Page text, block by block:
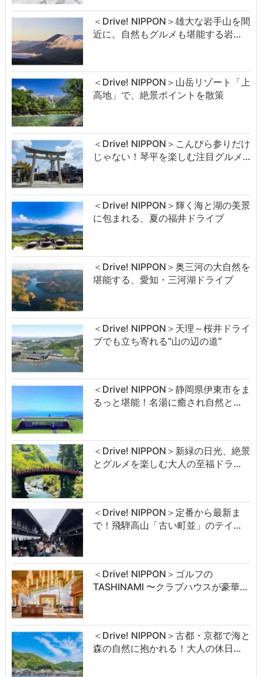
＜Drive! NIPPON＞雄大な岩手山を間
近に。自然もグルメも堪能する岩…
＜Drive! NIPPON＞山岳リゾート「上
高地」で、絶景ポイントを散策
＜Drive! NIPPON＞こんぴら参りだけ
じゃない！琴平を楽しむ注目グルメ…
＜Drive! NIPPON＞輝く海と湖の美景
に包まれる、夏の福井ドライブ
＜Drive! NIPPON＞奥三河の大自然を
堪能する、愛知・三河湖ドライブ
＜Drive! NIPPON＞天理～桜井ドライ
ブでも立ち寄れる“山の辺の道”
＜Drive! NIPPON＞静岡県伊東市をま
るっと堪能！名湯に癒され自然と…
＜Drive! NIPPON＞新緑の日光、絶景
とグルメを楽しむ大人の至福ドラ…
＜Drive! NIPPON＞定番から最新ま
で！飛騨高山「古い町並」のテイ…
＜Drive! NIPPON＞ゴルフの
TASHINAMI 〜クラブハウスが豪華…
＜Drive! NIPPON＞古都・京都で海と
森の自然に抱かれる！大人の休日…